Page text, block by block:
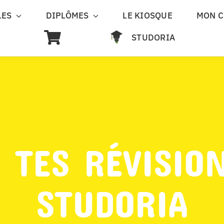
DIPLÔMES LE KIOSQUE
MON
STUDORIA
TES
STUDORIA